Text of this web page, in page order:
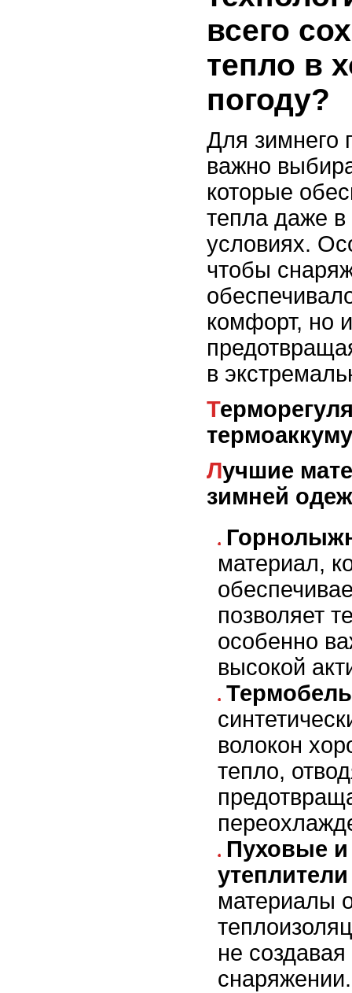
всего
тепло в
погоду?
Для зимнего
важно
которые
тепла даже
условиях.
чтобы
комфорт, но
в
Терморегуляция с помощью
Лучшие материалы для
зимней
материал,
позволяет
особенно
высокой
волокон
тепло,
Пуховые и
утеплители
материалы
не
снаряжении.